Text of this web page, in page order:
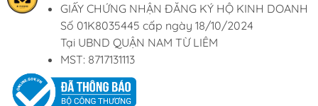
GIẤY CHỨNG NHẬN ĐĂNG KÝ HỘ KINH DOANH
Số 01K8035445 cấp ngày 18/10/2024
Tại UBND QUẬN NAM TỪ LIÊM
MST: 8717131113